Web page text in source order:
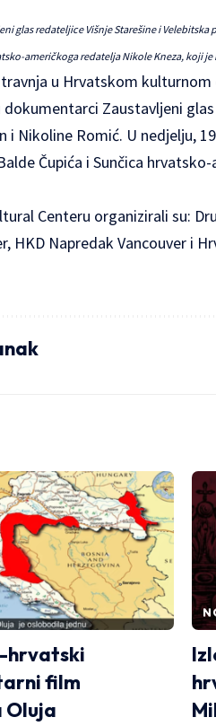
glas redateljice Višnje Starešine i
američkoga redatelja Nikole Kneza, koji
travnja u Hrvatskom
Zaustavljeni
i Nikoline Romić. U nedjelju,
Čupića i Sunčica
Centeru organizirali su:
HKD Napredak Vancouver i
hrvatski
film
Oluja